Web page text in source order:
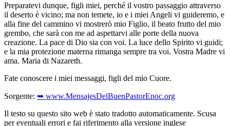
Preparatevi dunque, figli miei, perché il vostro passaggio attraverso
il deserto è vicino; ma non temete, io e i miei Angeli vi guideremo, e
alla fine del cammino vi mostrerò mio Figlio, il beato frutto del mio
grembo, che sarà con me ad aspettarvi alle porte della nuova
creazione. La pace di Dio sia con voi. La luce dello Spirito vi guidi;
e la mia protezione materna rimanga sempre tra voi. Vostra Madre vi
ama. Maria di Nazareth.
Fate conoscere i miei messaggi, figli del mio Cuore.
Sorgente: ➥ www.MensajesDelBuenPastorEnoc.org
Il testo su questo sito web è stato tradotto automaticamente. Scusa
per eventuali errori e fai riferimento alla versione inglese